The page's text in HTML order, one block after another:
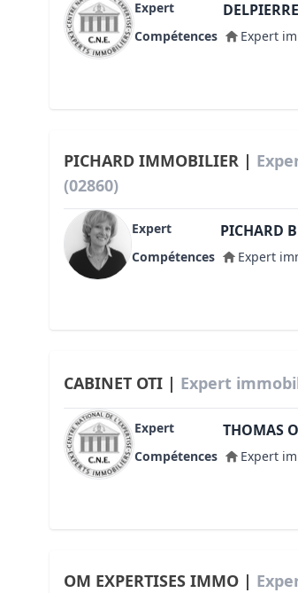
Expert
Compétences Expert
PICHARD IMMOBILIER |
(02860)
Expert PICHARD
Compétences Expert
CABINET OTI | Expert
Expert THOMAS
Compétences Expert
OM EXPERTISES IMMO |